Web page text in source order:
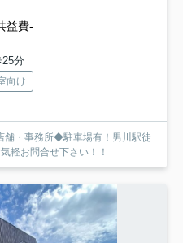
益費-
分
向け
・事務所◆駐車場有！男川駅徒
軽お問合せ下さい！！